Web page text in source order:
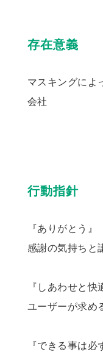
存在意義
マスキングによ
会社
行動指針
『ありがとう』
感謝の気持ちと
『しあわせと快
ユーザーが求め
『できる事は必